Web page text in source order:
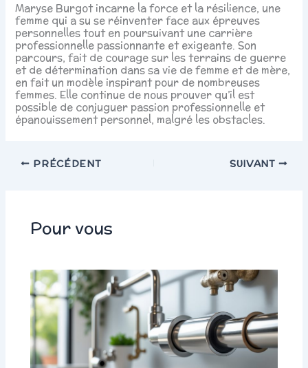
Maryse Burgot incarne la force et la résilience, une
femme qui a su se réinventer face aux épreuves
personnelles tout en poursuivant une carrière
professionnelle passionnante et exigeante. Son
parcours, fait de courage sur les terrains de guerre
et de détermination dans sa vie de femme et de mère,
en fait un modèle inspirant pour de nombreuses
femmes. Elle continue de nous prouver qu’il est
possible de conjuguer passion professionnelle et
épanouissement personnel, malgré les obstacles.
PRÉCÉDENT SUIVANT
Pour vous